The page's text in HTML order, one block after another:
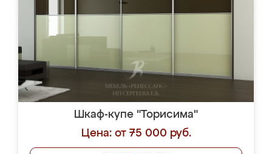
Шкаф-купе "Торисима"
Цена: от 75 000 руб.